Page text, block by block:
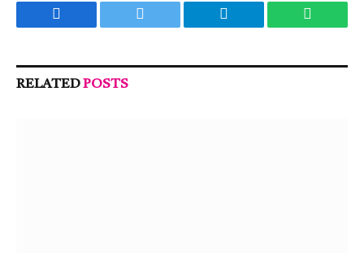
Facebook Twitter Telegram
RELATEDPOSTS